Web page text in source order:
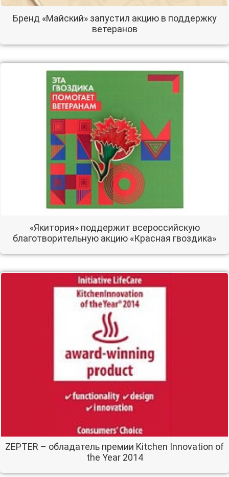
Бренд «Майский» запустил акцию в поддержку
ветеранов
«Якитория» поддержит всероссийскую
благотворительную акцию «Красная гвоздика»
ZEPTER – обладатель премии Kitchen Innovation of
the Year 2014